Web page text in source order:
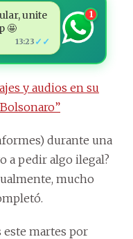
unite
🤩
13:23 ✓✓
1
y audios en su
durante una
a pedir algo ilegal?
mucho
este martes por